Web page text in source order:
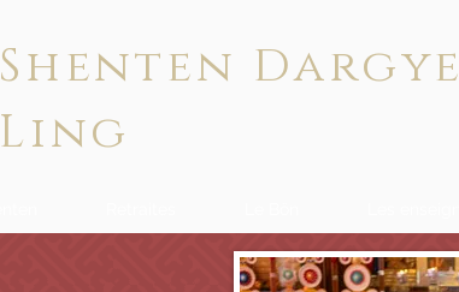
Shenten Dargye
Ling